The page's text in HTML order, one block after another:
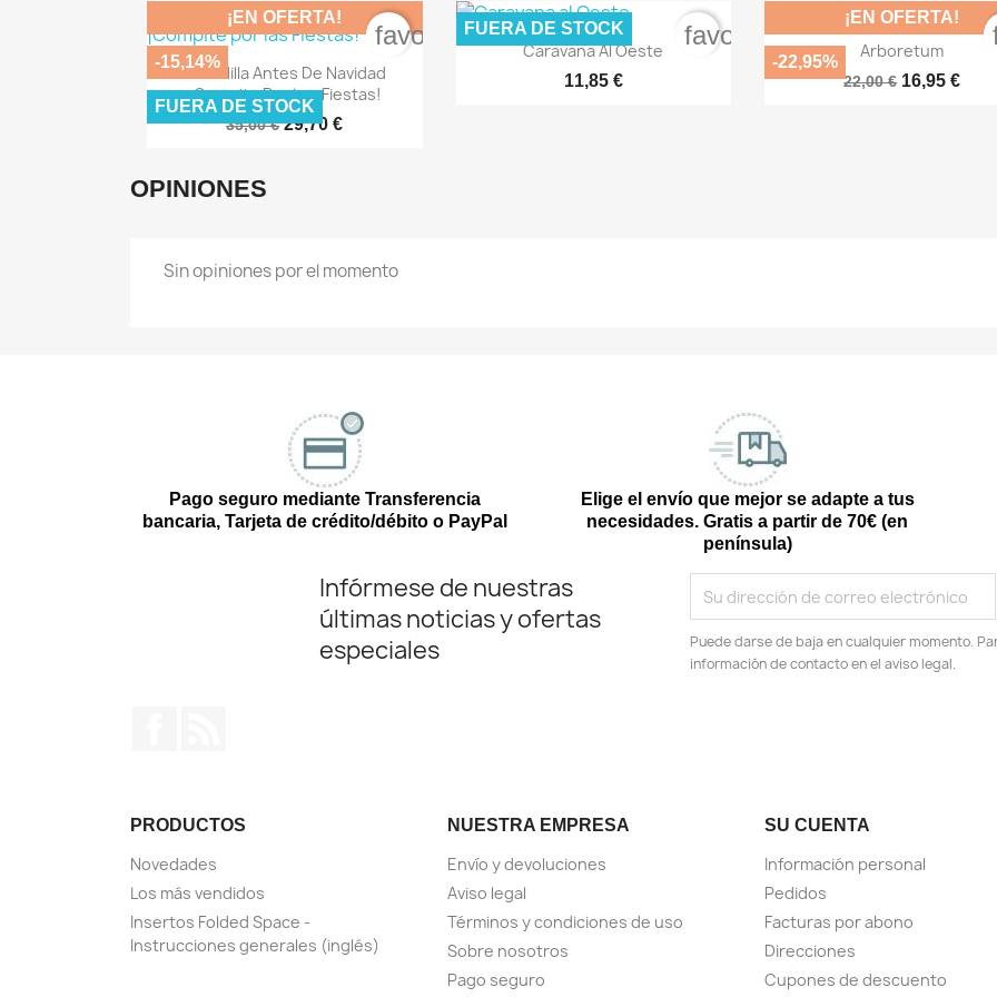
 Vista rápida
Pesadilla Antes De Navidad
¡Compite Por Las Fiestas!
35,00 € 29,70 €
¡EN OFERTA!
-15,14%
FUERA DE STOCK
favorite_border
 Vista rápida
Caravana Al Oeste
11,85 €
FUERA DE STOCK favorite_border
 Vista rápida
Arboretum
22,00 € 16,95 €
¡EN OFERTA!
-22,95%
OPINIONES
Sin opiniones por el momento
Pago seguro mediante Transferencia
bancaria, Tarjeta de crédito/débito o PayPal
Elige el envío que mejor se adapte a tus
necesidades. Gratis a partir de 70€ (en
península)
Infórmese de nuestras
últimas noticias y ofertas
especiales
Puede darse de baja en cualquier momento.
información de contacto en el aviso legal.
PRODUCTOS
Novedades
Los más vendidos
Insertos Folded Space -
Instrucciones generales (inglés)
NUESTRA EMPRESA
Envío y devoluciones
Aviso legal
Términos y condiciones de uso
Sobre nosotros
Pago seguro
SU CUENTA
Información personal
Pedidos
Facturas por abono
Direcciones
Cupones de descuento